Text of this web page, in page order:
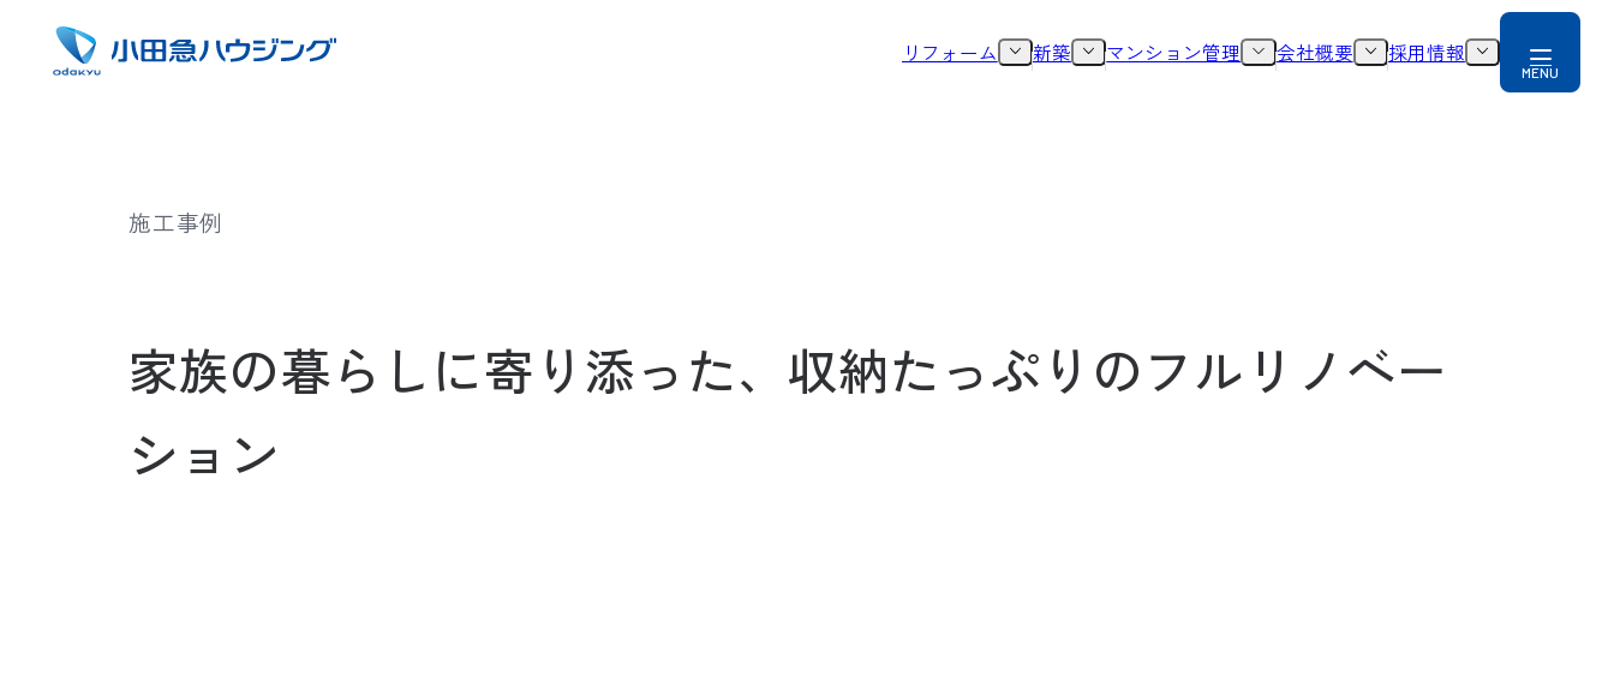
リフォーム 新築 マンション管理 会社概要 採用情報
施工事例
家族の暮らしに寄り添った、収納たっぷりのフルリノベー
ション